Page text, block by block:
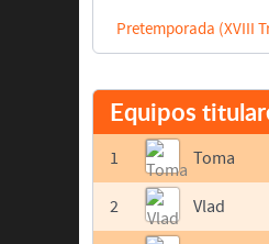
Pretemporada (XVIII
Equipos
1 Toma
2 Vlad